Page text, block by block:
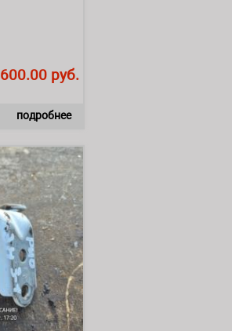
600.00 руб.
подробнее